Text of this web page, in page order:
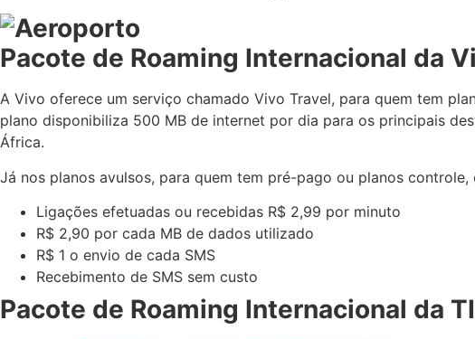
Pacote de Roaming Internacional da
A Vivo oferece um serviço chamado Vivo Travel, para quem tem
plano disponibiliza 500 MB de internet por dia para os principais
África.
Já nos planos avulsos, para quem tem pré-pago ou planos controle,
Ligações efetuadas ou recebidas R$ 2,99 por minuto
R$ 2,90 por cada MB de dados utilizado
R$ 1 o envio de cada SMS
Recebimento de SMS sem custo
Pacote de Roaming Internacional da